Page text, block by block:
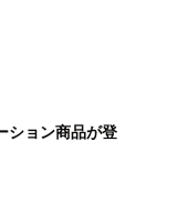
ション商品が登